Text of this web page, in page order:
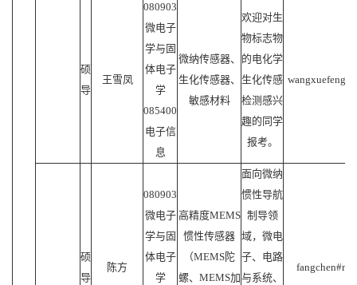
硕
导
王雪凤
080903
微电子
学与固
体电子
学
085400
电子信
息
微纳传感器、
生化传感器、
敏感材料
欢迎对生
物标志物
的电化学
生化传感
检测感兴
趣的同学
报考。
硕
导
陈方
080903
微电子
学与固
体电子
学
高精度MEMS
惯性传感器
（MEMS陀
螺、MEMS加
面向微纳
惯性导航
制导领
域，微电
子、电路
与系统、